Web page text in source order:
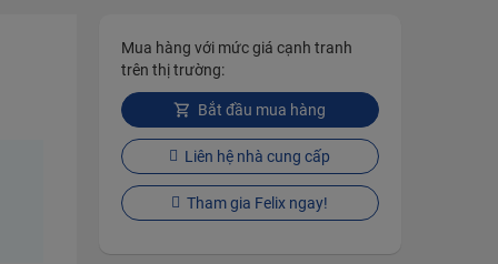
Mua hàng với mức giá cạnh tranh
trên thị trường:
Bắt đầu mua hàng
Liên hệ nhà cung cấp
Tham gia Felix ngay!